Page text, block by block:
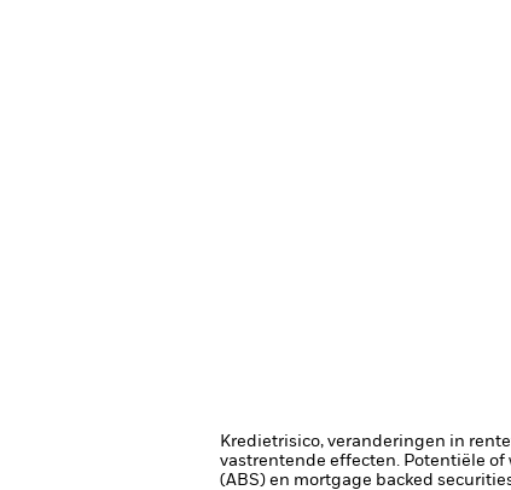
Kredietrisico, veranderingen in
vastrentende effecten. Potentiële
(ABS) en mortgage backed